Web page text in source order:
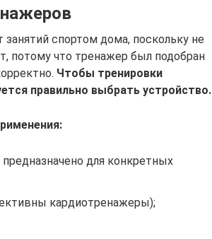
спортом дома, поскольку не
потому что тренажер был подобран
Чтобы тренировки
правильно выбрать устройство.
для конкретных
кардиотренажеры);